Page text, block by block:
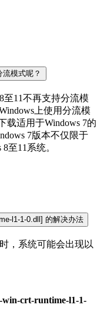
模式呢？
至11不再支持分流模
上使用分流模
载适用于Windows 7的
7版本不仅限于
至11系统。
l1-1-0.dll] 的解决办法
，系统可能会出现以
win-crt-runtime-l1-1-